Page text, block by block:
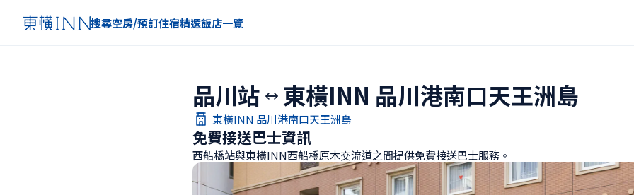
搜尋空房/預訂住宿精選飯店一覽
品川站 東橫INN 品川港南口天王洲島
東橫INN 品川港南口天王洲島
免費接送巴士資訊
西船橋站與東橫INN西船橋原木交流道之間提供免費接送巴士服務。